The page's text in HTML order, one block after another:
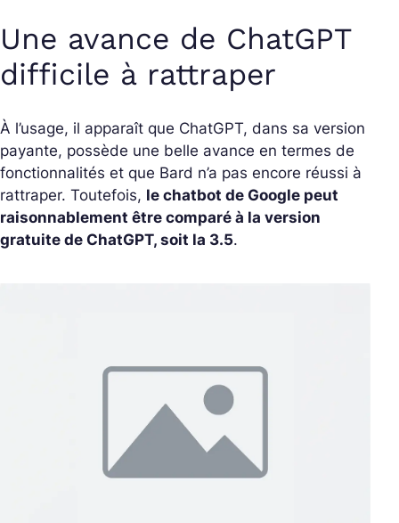
Une avance de ChatGPT
difficile à rattraper
À l’usage, il apparaît que ChatGPT, dans sa version
payante, possède une belle avance en termes de
fonctionnalités et que Bard n’a pas encore réussi à
rattraper. Toutefois, le chatbot de Google peut
raisonnablement être comparé à la version
gratuite de ChatGPT, soit la 3.5.